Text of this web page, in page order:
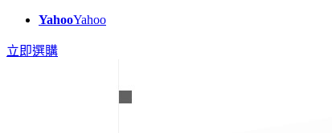
YahooYahoo
立即選購